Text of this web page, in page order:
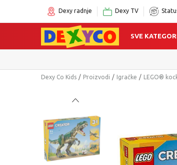
Dexy radnje Dexy TV
SVE
Dexy Co Kids Proizvodi Igračke LEGO®